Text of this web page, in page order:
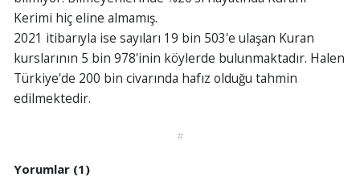
Kerimi hiç eline almamış.
2021 itibarıyla ise sayıları 19 bin 503'e ulaşan Kuran
kurslarının 5 bin 978'inin köylerde bulunmaktadır. Halen
Türkiye'de 200 bin civarında hafız olduğu tahmin
edilmektedir.
#
Yorumlar (1)